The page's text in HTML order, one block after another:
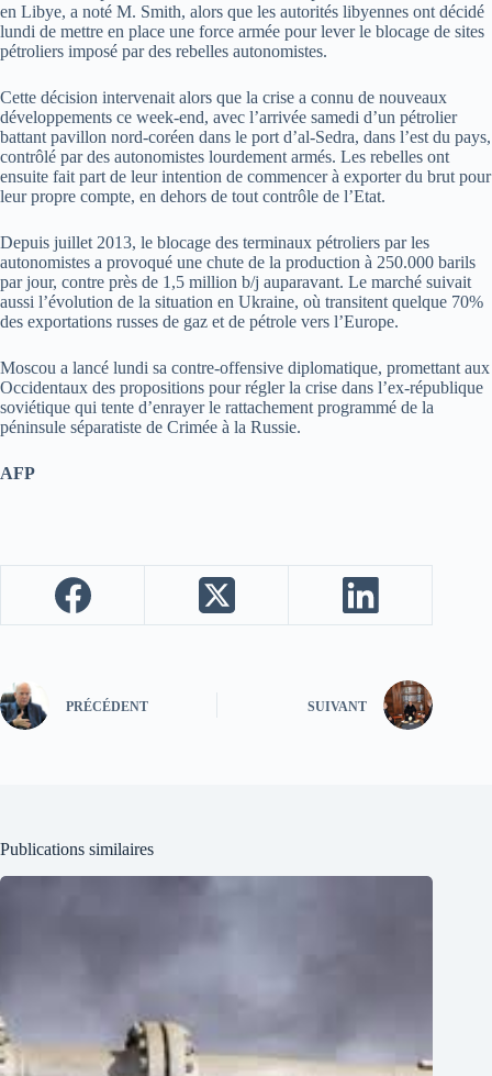
en Libye, a noté M. Smith, alors que les autorités libyennes ont décidé
lundi de mettre en place une force armée pour lever le blocage de sites
pétroliers imposé par des rebelles autonomistes.
Cette décision intervenait alors que la crise a connu de nouveaux
développements ce week-end, avec l’arrivée samedi d’un pétrolier
battant pavillon nord-coréen dans le port d’al-Sedra, dans l’est du pays,
contrôlé par des autonomistes lourdement armés. Les rebelles ont
ensuite fait part de leur intention de commencer à exporter du brut pour
leur propre compte, en dehors de tout contrôle de l’Etat.
Depuis juillet 2013, le blocage des terminaux pétroliers par les
autonomistes a provoqué une chute de la production à 250.000 barils
par jour, contre près de 1,5 million b/j auparavant. Le marché suivait
aussi l’évolution de la situation en Ukraine, où transitent quelque 70%
des exportations russes de gaz et de pétrole vers l’Europe.
Moscou a lancé lundi sa contre-offensive diplomatique, promettant aux
Occidentaux des propositions pour régler la crise dans l’ex-république
soviétique qui tente d’enrayer le rattachement programmé de la
péninsule séparatiste de Crimée à la Russie.
AFP
PRÉCÉDENT SUIVANT
Publications similaires